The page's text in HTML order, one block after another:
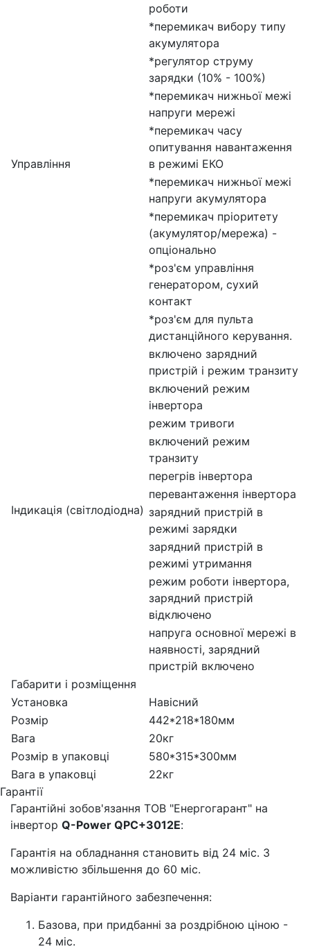
Управління
роботи
*перемикач вибору типу
акумулятора
*регулятор струму
зарядки (10% - 100%)
*перемикач нижньої межі
напруги мережі
*перемикач часу
опитування навантаження
в режимі ЕКО
*перемикач нижньої межі
напруги акумулятора
*перемикач пріоритету
(акумулятор/мережа) -
опціонально
*роз'єм управління
генератором, сухий
контакт
*роз'єм для пульта
дистанційного керування.
Індикація (світлодіодна)
включено зарядний
пристрій і режим транзиту
включений режим
інвертора
режим тривоги
включений режим
транзиту
перегрів інвертора
перевантаження інвертора
зарядний пристрій в
режимі зарядки
зарядний пристрій в
режимі утримання
режим роботи інвертора,
зарядний пристрій
відключено
напруга основної мережі в
наявності, зарядний
пристрій включено
Габарити і розміщення
Установка
Навісний
Розмір
442*218*180мм
Вага
20кг
Розмір в упаковці
580*315*300мм
Вага в упаковці
22кг
Гарантії
Гарантійні зобов'язання ТОВ "Енергогарант" на
інвертор Q-Power QPC+3012E:
Гарантія на обладнання становить від 24 міс. З
можливістю збільшення до 60 міс.
Варіанти гарантійного забезпечення:
Базова, при придбанні за роздрібною ціною -
24 міс.